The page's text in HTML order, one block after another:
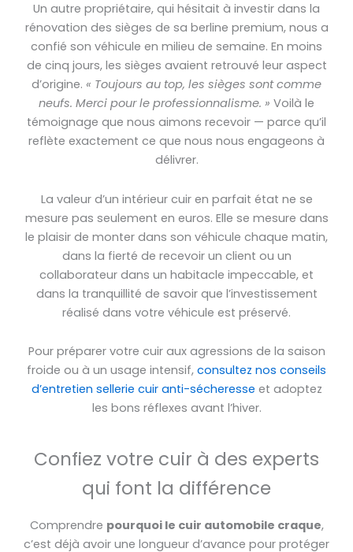
Un autre propriétaire, qui hésitait à investir dans la
rénovation des sièges de sa berline premium, nous a
confié son véhicule en milieu de semaine. En moins
de cinq jours, les sièges avaient retrouvé leur aspect
d’origine. « Toujours au top, les sièges sont comme
neufs. Merci pour le professionnalisme. » Voilà le
témoignage que nous aimons recevoir — parce qu’il
reflète exactement ce que nous nous engageons à
délivrer.
La valeur d’un intérieur cuir en parfait état ne se
mesure pas seulement en euros. Elle se mesure dans
le plaisir de monter dans son véhicule chaque matin,
dans la fierté de recevoir un client ou un
collaborateur dans un habitacle impeccable, et
dans la tranquillité de savoir que l’investissement
réalisé dans votre véhicule est préservé.
Pour préparer votre cuir aux agressions de la saison
froide ou à un usage intensif, consultez nos conseils
d’entretien sellerie cuir anti-sécheresse et adoptez
les bons réflexes avant l’hiver.
Confiez votre cuir à des experts
qui font la différence
Comprendre pourquoi le cuir automobile craque,
c’est déjà avoir une longueur d’avance pour protéger